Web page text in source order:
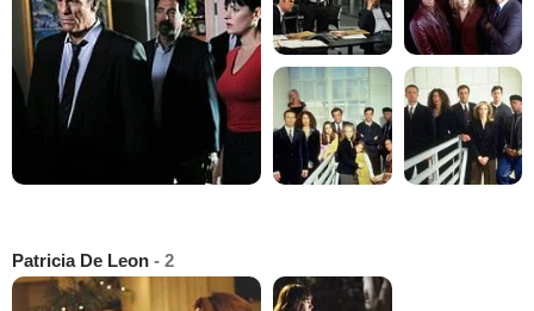
Patricia De Leon - 2